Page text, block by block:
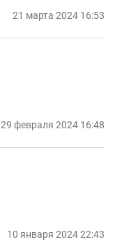
21 марта 2024 16:53
29 февраля 2024 16:48
10 января 2024 22:43